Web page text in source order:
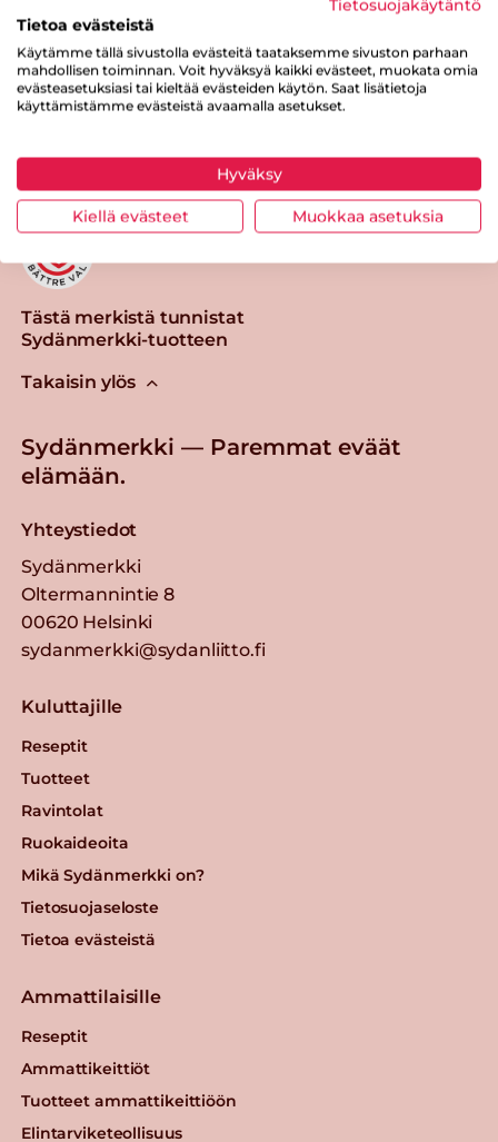
Tulosta sivu Jaa tuote
Tästä merkistä tunnistat
Sydänmerkki-tuotteen
Takaisin ylös
Sydänmerkki — Paremmat eväät
elämään.
Yhteystiedot
Sydänmerkki
Oltermannintie 8
00620 Helsinki
sydanmerkki@sydanliitto.fi
Kuluttajille
Reseptit
Tuotteet
Ravintolat
Ruokaideoita
Mikä Sydänmerkki on?
Tietosuojaseloste
Tietoa evästeistä
Ammattilaisille
Reseptit
Ammattikeittiöt
Tuotteet ammattikeittiöön
Elintarviketeollisuus
Tietosuojakäytäntö
Tietoa evästeistä
Käytämme tällä sivustolla evästeitä taataksemme sivuston parhaan
mahdollisen toiminnan. Voit hyväksyä kaikki evästeet, muokata omia
evästeasetuksiasi tai kieltää evästeiden käytön. Saat lisätietoja
käyttämistämme evästeistä avaamalla asetukset.
Hyväksy
Kiellä evästeet Muokkaa asetuksia